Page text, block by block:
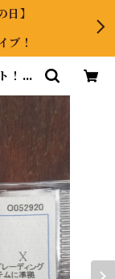
】
ブ！
！ダ